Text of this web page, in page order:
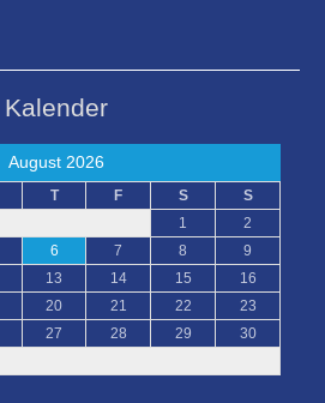
Kalender
August 2026
T F S
S
1
2
6 7 8
9
13 14 15
16
20 21 22
23
27 28 29
30